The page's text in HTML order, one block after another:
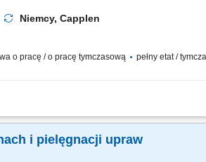
Niemcy, Capplen
o pracę / o pracę tymczasową pełny etat /
grupowo, jak i indywidualnie, oraz inne prace
i pielęgnacji upraw